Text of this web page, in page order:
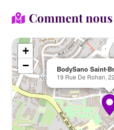
Comment
BodySano Saint-
19 Rue De Rohan,
+
−